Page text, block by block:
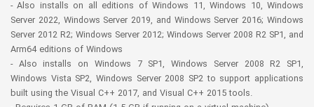
- Also installs on all editions of Windows 11, Windows 10, Windows
Server 2022, Windows Server 2019, and Windows Server 2016; Windows
Server 2012 R2; Windows Server 2012; Windows Server 2008 R2 SP1, and
Arm64 editions of Windows
- Also installs on Windows 7 SP1, Windows Server 2008 R2 SP1,
Windows Vista SP2, Windows Server 2008 SP2 to support applications
built using the Visual C++ 2017, and Visual C++ 2015 tools.